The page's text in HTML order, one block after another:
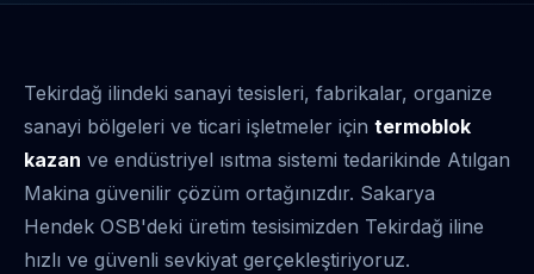
Tekirdağ ilindeki sanayi tesisleri, fabrikalar, organize
sanayi bölgeleri ve ticari işletmeler için termoblok
kazan ve endüstriyel ısıtma sistemi tedarikinde Atılgan
Makina güvenilir çözüm ortağınızdır. Sakarya
Hendek OSB'deki üretim tesisimizden Tekirdağ iline
hızlı ve güvenli sevkiyat gerçekleştiriyoruz.